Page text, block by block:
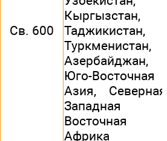
Св. 600
Кыргызстан,
Таджикистан,
Туркменистан,
Азербайджан,
Юго-Восточная
Азия,
Западная
Восточная
Африка